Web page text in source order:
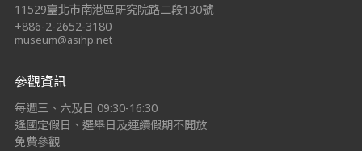
11529臺北市南港區研究院路二段130號
+886-2-2652-3180
museum@asihp.net
參觀資訊
每週三、六及日 09:30-16:30
逢國定假日、選舉日及連續假期不開放
免費參觀